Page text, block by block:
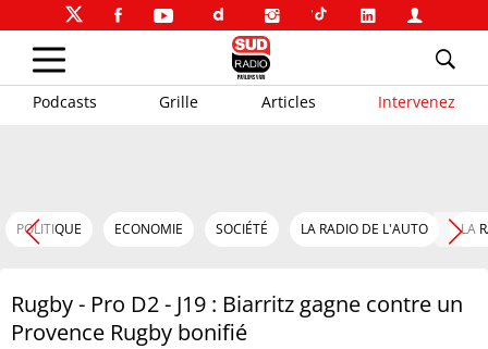
Podcasts Grille Articles Intervenez
POLITIQUE ECONOMIE SOCIÉTÉ LA RADIO DE L'AUTO LA
Rugby - Pro D2 - J19 : Biarritz gagne contre un
Provence Rugby bonifié